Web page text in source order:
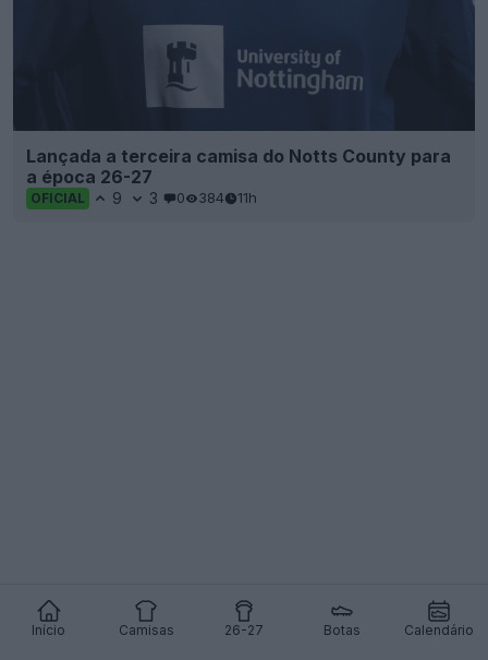
Início Camisas 26-27 Botas Calendário
Lançada a terceira camisa do Notts County para
a época 26-27
OFICIAL 9 3 0 384 11h